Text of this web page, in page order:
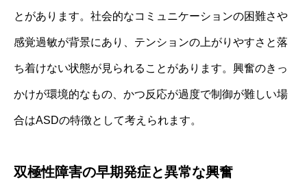
とがあります。社会的なコミュニケーションの困難さや
感覚過敏が背景にあり、テンションの上がりやすさと落
ち着けない状態が見られることがあります。興奮のきっ
かけが環境的なもの、かつ反応が過度で制御が難しい場
合はASDの特徴として考えられます。
双極性障害の早期発症と異常な興奮